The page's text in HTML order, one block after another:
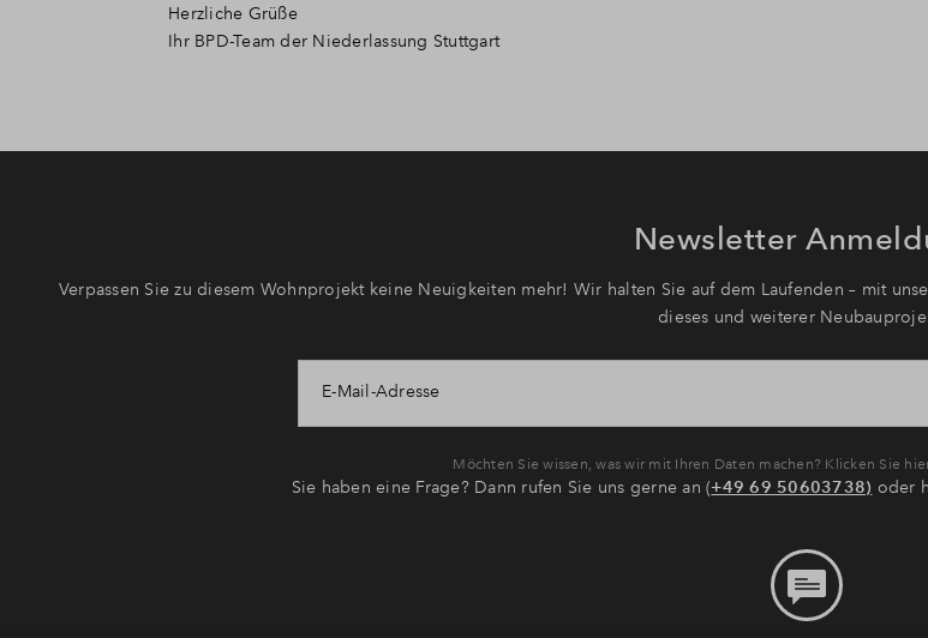
Herzliche Grüße
Ihr BPD-Team der Niederlassung Stuttgart
Newsletter
Verpassen Sie zu diesem Wohnprojekt keine Neuigkeiten mehr! Wir halten Sie auf dem Laufenden – mit
dieses und weiterer
E-Mail-Adresse
Möchten Sie wissen, was wir mit Ihren Daten machen? Klicken Sie
Sie haben eine Frage? Dann rufen Sie uns gerne an (+49 69 50603738) oder